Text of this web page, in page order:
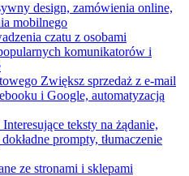
design, zamówienia online,
mobilnego
czatu z osobami
komunikatorów i
Zwiększ sprzedaż z e-mail
i Google, automatyzacją
Interesujące teksty na żądanie,
prompty, tłumaczenie
ze stronami i sklepami